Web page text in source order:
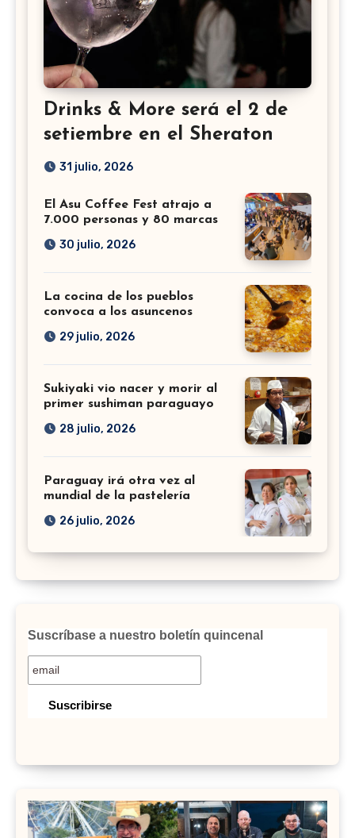
Drinks & More será el 2 de
setiembre en el Sheraton
31 julio, 2026
El Asu Coffee Fest atrajo a
7.000 personas y 80 marcas
30 julio, 2026
La cocina de los pueblos
convoca a los asuncenos
29 julio, 2026
Sukiyaki vio nacer y morir al
primer sushiman paraguayo
28 julio, 2026
Paraguay irá otra vez al
mundial de la pastelería
26 julio, 2026
Suscríbase a nuestro boletín quincenal